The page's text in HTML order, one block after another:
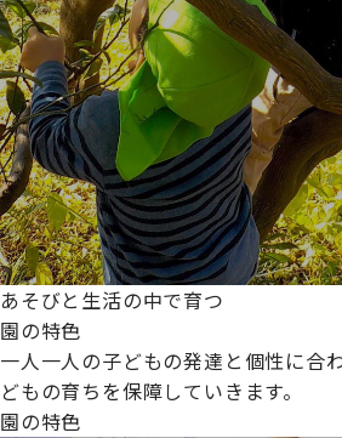
あそびと生活の中で育つ
園の特色
一人一人の子どもの発達と個性に合
どもの育ちを保障していきます。
園の特色